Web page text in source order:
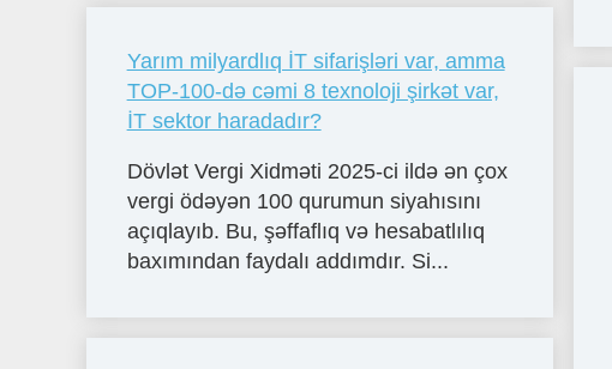
Yarım milyardlıq İT sifarişləri var, amma
TOP-100-də cəmi 8 texnoloji şirkət var,
İT sektor haradadır?
Dövlət Vergi Xidməti 2025-ci ildə ən çox
vergi ödəyən 100 qurumun siyahısını
açıqlayıb. Bu, şəffaflıq və hesabatlılıq
baxımından faydalı addımdır. Si...